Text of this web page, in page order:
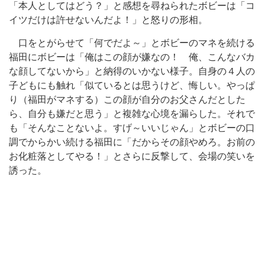
「本人としてはどう？」と感想を尋ねられたボビーは「コ
イツだけは許せないんだよ！」と怒りの形相。
口をとがらせて「何でだよ～」とボビーのマネを続ける
福田にボビーは「俺はこの顔が嫌なの！ 俺、こんなバカ
な顔してないから」と納得のいかない様子。自身の４人の
子どもにも触れ「似ているとは思うけど、悔しい。やっぱ
り（福田がマネする）この顔が自分のお父さんだとした
ら、自分も嫌だと思う」と複雑な心境を漏らした。それで
も「そんなことないよ。すげ～いいじゃん」とボビーの口
調でからかい続ける福田に「だからその顔やめろ。お前の
お化粧落としてやる！」とさらに反撃して、会場の笑いを
誘った。